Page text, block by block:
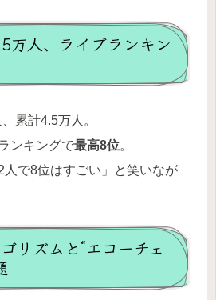
万人、ライブランキン
累計4.5万人。
ンキングで最高8位。
人で8位はすごい」と笑いなが
リズムと“エコーチェ